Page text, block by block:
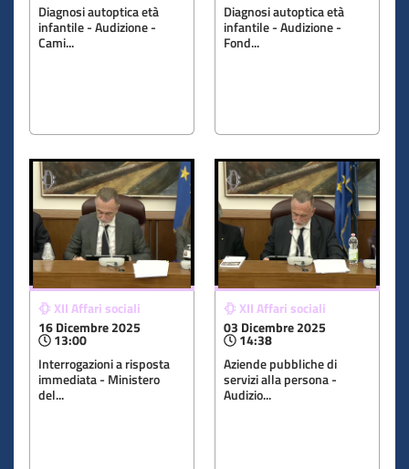
Diagnosi autoptica età
infantile - Audizione -
Cami...
Diagnosi autoptica età
infantile - Audizione -
Fond...
XII Affari sociali
16 Dicembre 2025
13:00
Interrogazioni a risposta
immediata - Ministero
del...
XII Affari sociali
03 Dicembre 2025
14:38
Aziende pubbliche di
servizi alla persona -
Audizio...